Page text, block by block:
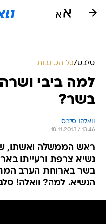
סלבס/כל הכתבות
למה ביבי
בשר?
וואלה! סלבס
18.11.2013 / 13:46
ראש הממשלה ואשתו,
נשיא צרפת ורעייתו
בשר בארוחת הערב
הנשיא. למה? וואלה!